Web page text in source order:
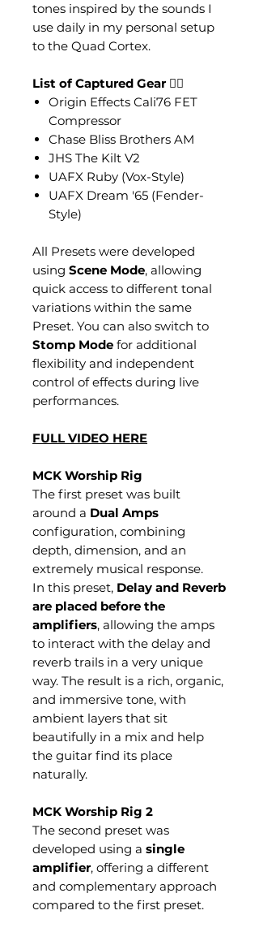
tones inspired by the sounds I
use daily in my personal setup
to the Quad Cortex.
List of Captured Gear 👇🏼
Origin Effects Cali76 FET
Compressor
Chase Bliss Brothers AM
JHS The Kilt V2
UAFX Ruby (Vox-Style)
UAFX Dream '65 (Fender-
Style)
All Presets were developed
using Scene Mode, allowing
quick access to different tonal
variations within the same
Preset. You can also switch to
Stomp Mode for additional
flexibility and independent
control of effects during live
performances.
FULL VIDEO HERE
MCK Worship Rig
The first preset was built
around a Dual Amps
configuration, combining
depth, dimension, and an
extremely musical response.
In this preset, Delay and Reverb
are placed before the
amplifiers, allowing the amps
to interact with the delay and
reverb trails in a very unique
way. The result is a rich, organic,
and immersive tone, with
ambient layers that sit
beautifully in a mix and help
the guitar find its place
naturally.
MCK Worship Rig 2
The second preset was
developed using a single
amplifier, offering a different
and complementary approach
compared to the first preset.